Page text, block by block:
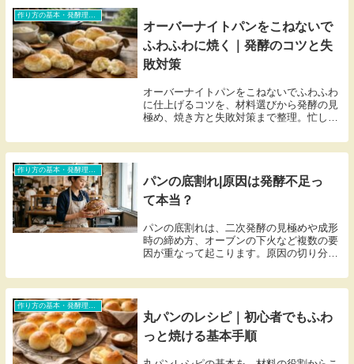
作り方の基本・発酵理論・トラブル対処（初心者含む）
オーバーナイトパンをこねないで
ふわふわに焼く｜発酵のコツと失
敗対策
オーバーナイトパンをこねないでふわふわ
に仕上げるコツを、材料選びから発酵の見
極め、焼き方と失敗対策まで整理。忙しい
作り方の基本・発酵理論・トラブル対処（初心者含む）
パンの底割れ|原因は発酵不足っ
て本当？
パンの底割れは、二次発酵の見極めや成形
時の締め方、オーブンの下火など複数の要
因が重なって起こります。原因の切り分け
す。
作り方の基本・発酵理論・トラブル対処（初心者含む）
丸パンのレシピ｜初心者でもふわ
っと焼ける基本手順